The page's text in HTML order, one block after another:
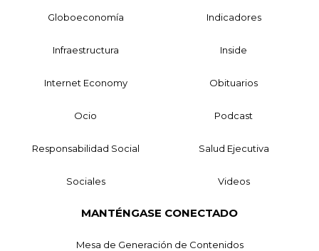
Globoeconomía Indicadores
Infraestructura Inside
Internet Economy Obituarios
Ocio Podcast
Responsabilidad Social Salud Ejecutiva
Sociales Videos
MANTÉNGASE CONECTADO
Mesa de Generación de Contenidos